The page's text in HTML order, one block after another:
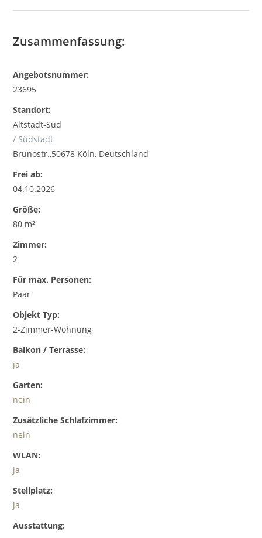
Zusammenfassung:
Angebotsnummer:
23695
Standort:
Altstadt-Süd
/ Südstadt
Brunostr.,50678 Köln, Deutschland
Frei ab:
04.10.2026
Größe:
80 m²
Zimmer:
2
Für max. Personen:
Paar
Objekt Typ:
2-Zimmer-Wohnung
Balkon / Terrasse:
ja
Garten:
nein
Zusätzliche Schlafzimmer:
nein
WLAN:
ja
Stellplatz:
ja
Ausstattung: